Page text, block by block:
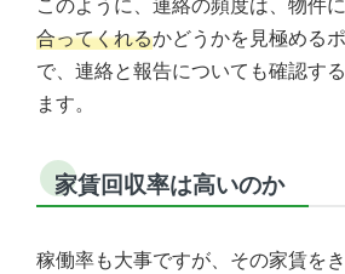
このように、連絡の頻度は、物件
合ってくれるかどうかを見極める
で、連絡と報告についても確認す
ます。
家賃回収率は高いのか
稼働率も大事ですが、その家賃を